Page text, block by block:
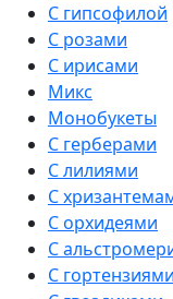
С гипсофилой
С розами
С ирисами
Микс
Монобукеты
С герберами
С лилиями
С
С орхидеями
С
С гортензиями